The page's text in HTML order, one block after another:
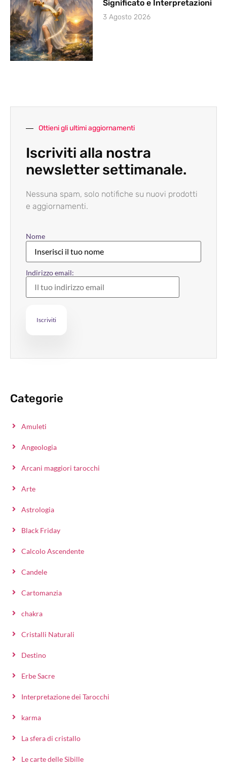
Significato e Interpretazioni
3 Agosto 2026
Ottieni gli ultimi aggiornamenti
Iscriviti alla nostra
newsletter settimanale.
Nessuna spam, solo notifiche su nuovi prodotti
e aggiornamenti.
Nome
Indirizzo email:
Categorie
Amuleti
Angeologia
Arcani maggiori tarocchi
Arte
Astrologia
Black Friday
Calcolo Ascendente
Candele
Cartomanzia
chakra
Cristalli Naturali
Destino
Erbe Sacre
Interpretazione dei Tarocchi
karma
La sfera di cristallo
Le carte delle Sibille